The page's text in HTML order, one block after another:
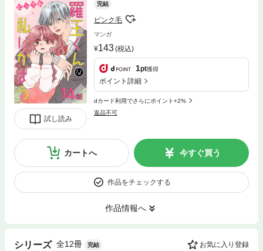
試し読み
完結
ピンク毛
マンガ
143(税込)
1pt獲得
ポイント詳細
dカード利用でさらにポイント+2%
返品不可
カートへ 今すぐ買う
作品をチェックする
作品情報へ
シリーズ 全12冊 完結 お気に入り登録